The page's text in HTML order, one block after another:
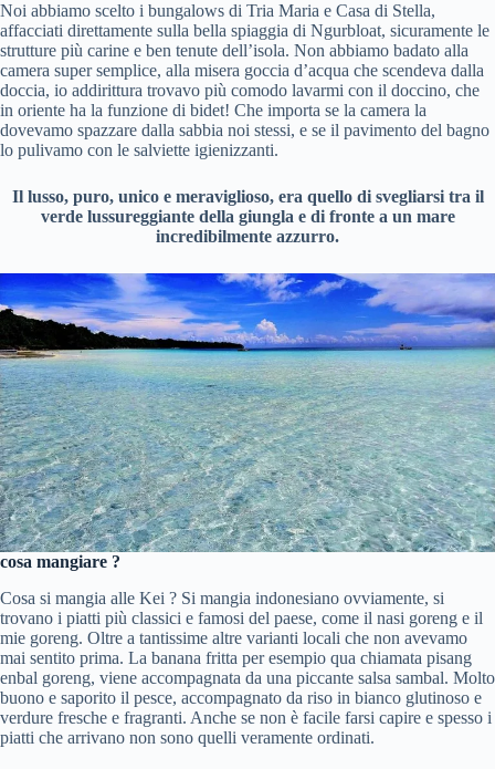
Noi abbiamo scelto i bungalows di Tria Maria e Casa di Stella,
affacciati direttamente sulla bella spiaggia di Ngurbloat, sicuramente le
strutture più carine e ben tenute dell’isola. Non abbiamo badato alla
camera super semplice, alla misera goccia d’acqua che scendeva dalla
doccia, io addirittura trovavo più comodo lavarmi con il doccino, che
in oriente ha la funzione di bidet! Che importa se la camera la
dovevamo spazzare dalla sabbia noi stessi, e se il pavimento del bagno
lo pulivamo con le salviette igienizzanti.
Il lusso, puro, unico e meraviglioso, era quello di svegliarsi tra il
verde lussureggiante della giungla e di fronte a un mare
incredibilmente azzurro.
cosa mangiare ?
Cosa si mangia alle Kei ? Si mangia indonesiano ovviamente, si
trovano i piatti più classici e famosi del paese, come il nasi goreng e il
mie goreng. Oltre a tantissime altre varianti locali che non avevamo
mai sentito prima. La banana fritta per esempio qua chiamata pisang
enbal goreng, viene accompagnata da una piccante salsa sambal. Molto
buono e saporito il pesce, accompagnato da riso in bianco glutinoso e
verdure fresche e fragranti. Anche se non è facile farsi capire e spesso i
piatti che arrivano non sono quelli veramente ordinati.